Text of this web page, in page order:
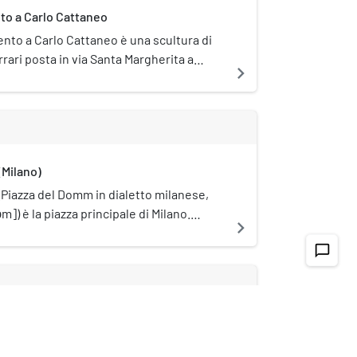
a Carlo Cattaneo
a Carlo Cattaneo è una scultura di
posta in via Santa Margherita a
navigate_next
del Domm in dialetto milanese,
è la piazza principale di Milano.
d'incontro dei milanesi per
II, luogo iconico per eccellenza
navigate_next
chat_bubble_outline